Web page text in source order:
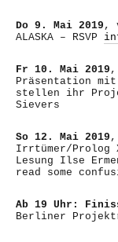
Do 9. Mai 2019 ,
ALASKA – RSVP
Fr 10. Mai 2019 ,
Präsentation
stellen ihr
Sievers
So 12. Mai 2019 ,
Irrtümer/Prolog
Lesung Ilse
read some
Ab 19 Uhr:
Berliner